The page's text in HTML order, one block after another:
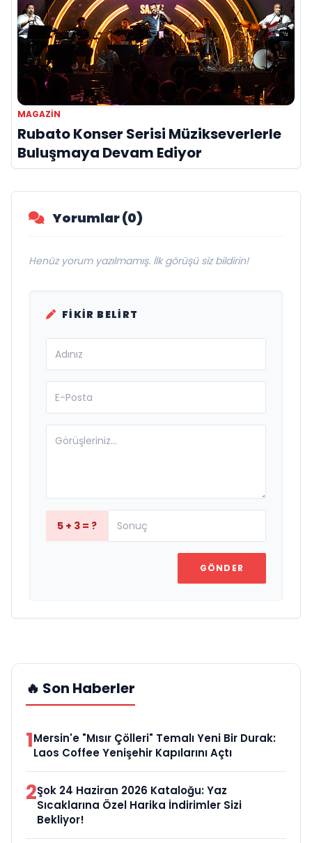
MAGAZIN
Rubato Konser Serisi Müzikseverlerle
Buluşmaya Devam Ediyor
Yorumlar (0)
Henüz yorum yazılmamış. İlk görüşü siz bildirin!
FIKIR BELIRT
5 + 3 = ?
GÖNDER
🔥 Son Haberler
1Mersin'e "Mısır Çölleri" Temalı Yeni Bir Durak:
Laos Coffee Yenişehir Kapılarını Açtı
2Şok 24 Haziran 2026 Kataloğu: Yaz
Sıcaklarına Özel Harika İndirimler Sizi
Bekliyor!